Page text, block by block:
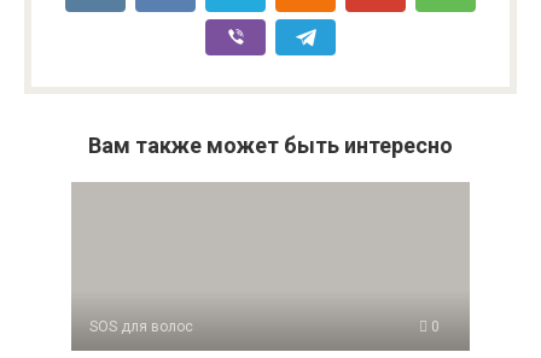
Вам также может быть интересно
SOS для волос 0